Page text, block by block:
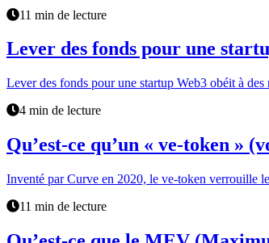
11 min de lecture
Lever des fonds pour une
Lever des fonds pour une startup Web3 obéit à
4 min de lecture
Qu’est-ce qu’un « ve-token »
Inventé par Curve en 2020, le ve-token verrouille
11 min de lecture